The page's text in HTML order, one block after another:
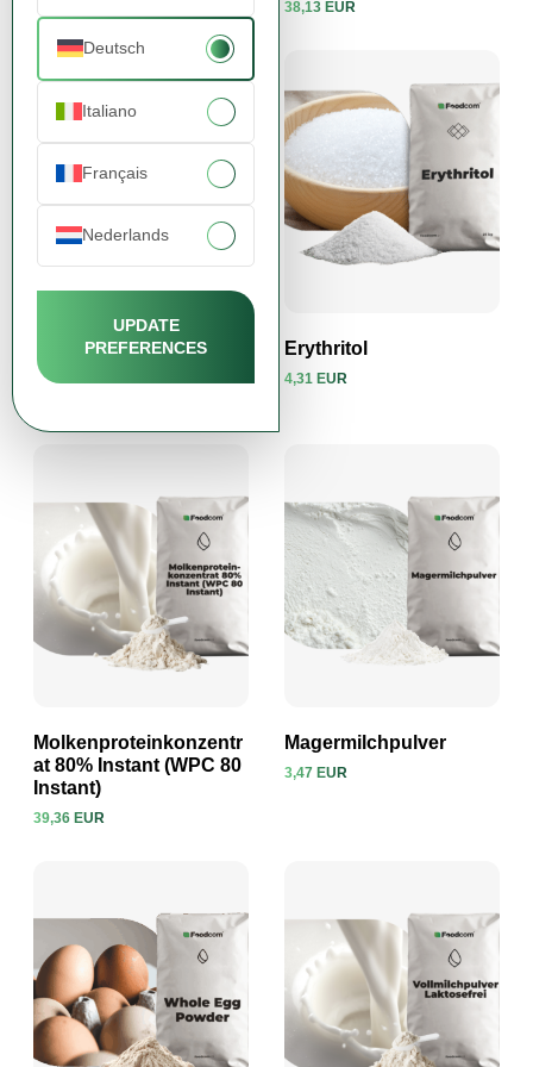
Deutsch
Italiano
Français
Nederlands
UPDATE
PREFERENCES
Produkt ansehen Produkt ansehen
38,13 EUR
Ganze Haselnüsse
(Haselnusskerne)
Erythritol
4,31 EUR
Produkt ansehen
Molkenproteinkonzentr
at 80% Instant (WPC 80
Instant)
39,36 EUR
Magermilchpulver
3,47 EUR